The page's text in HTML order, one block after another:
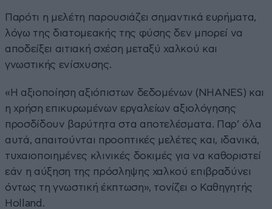
Παρότι η μελέτη παρουσιάζει σημαντικά ευρήματα,
λόγω της διατομεακής της φύσης δεν μπορεί να
αποδείξει αιτιακή σχέση μεταξύ χαλκού και
γνωστικής ενίσχυσης.
«Η αξιοποίηση αξιόπιστων δεδομένων (NHANES) και
η χρήση επικυρωμένων εργαλείων αξιολόγησης
προσδίδουν βαρύτητα στα αποτελέσματα. Παρ’ όλα
αυτά, απαιτούνται προοπτικές μελέτες και, ιδανικά,
τυχαιοποιημένες κλινικές δοκιμές για να καθοριστεί
εάν η αύξηση της πρόσληψης χαλκού επιβραδύνει
όντως τη γνωστική έκπτωση», τονίζει ο Καθηγητής
Holland.